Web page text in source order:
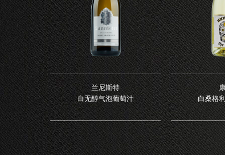
兰尼斯特
白无醇气泡葡萄汁
白桑格